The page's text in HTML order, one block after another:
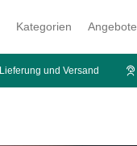
Kategorien Angebote
Lieferung und Versand